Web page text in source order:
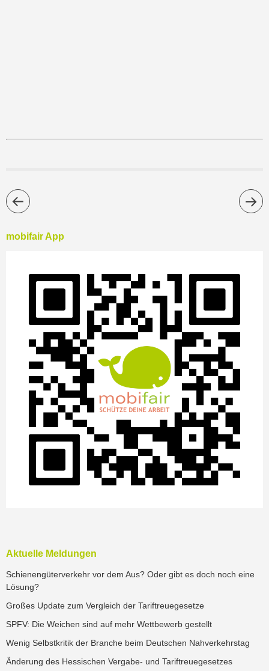
mobifair App
Aktuelle Meldungen
Schienengüterverkehr vor dem Aus? Oder gibt es doch noch eine
Lösung?
Großes Update zum Vergleich der Tariftreuegesetze
SPFV: Die Weichen sind auf mehr Wettbewerb gestellt
Wenig Selbstkritik der Branche beim Deutschen Nahverkehrstag
Änderung des Hessischen Vergabe- und Tariftreuegesetzes